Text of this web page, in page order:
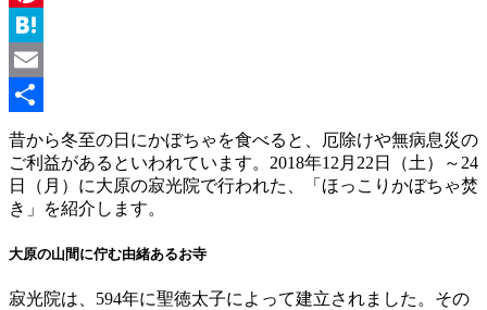
Pinterest
Hatena
Email
共
有
昔から冬至の日にかぼちゃを食べると、厄除けや無病息災の
ご利益があるといわれています。2018年12月22日（土）～24
日（月）に大原の寂光院で行われた、「ほっこりかぼちゃ焚
き」を紹介します。
大原の山間に佇む由緒あるお寺
寂光院は、594年に聖徳太子によって建立されました。その